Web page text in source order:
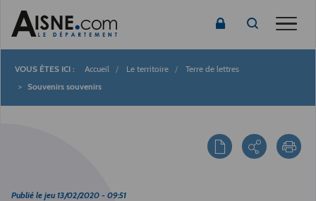
Fil
Accueil Le territoire
Terre de lettres
Souvenirs souvenirs
Publié le jeu 13/02/2020 - 09:51